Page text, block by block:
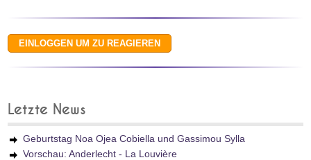
Letzte News
Geburtstag Noa Ojea Cobiella und Gassimou Sylla
Vorschau: Anderlecht - La Louvière